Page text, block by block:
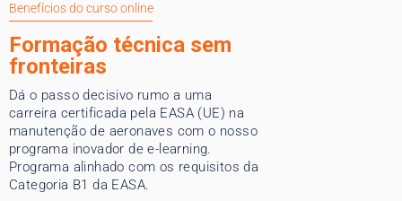
Benefícios do curso online
Formação técnica sem
fronteiras
Dá o passo decisivo rumo a uma
carreira certificada pela EASA (UE) na
manutenção de aeronaves com o nosso
programa inovador de e-learning.
Programa alinhado com os requisitos da
Categoria B1 da EASA.